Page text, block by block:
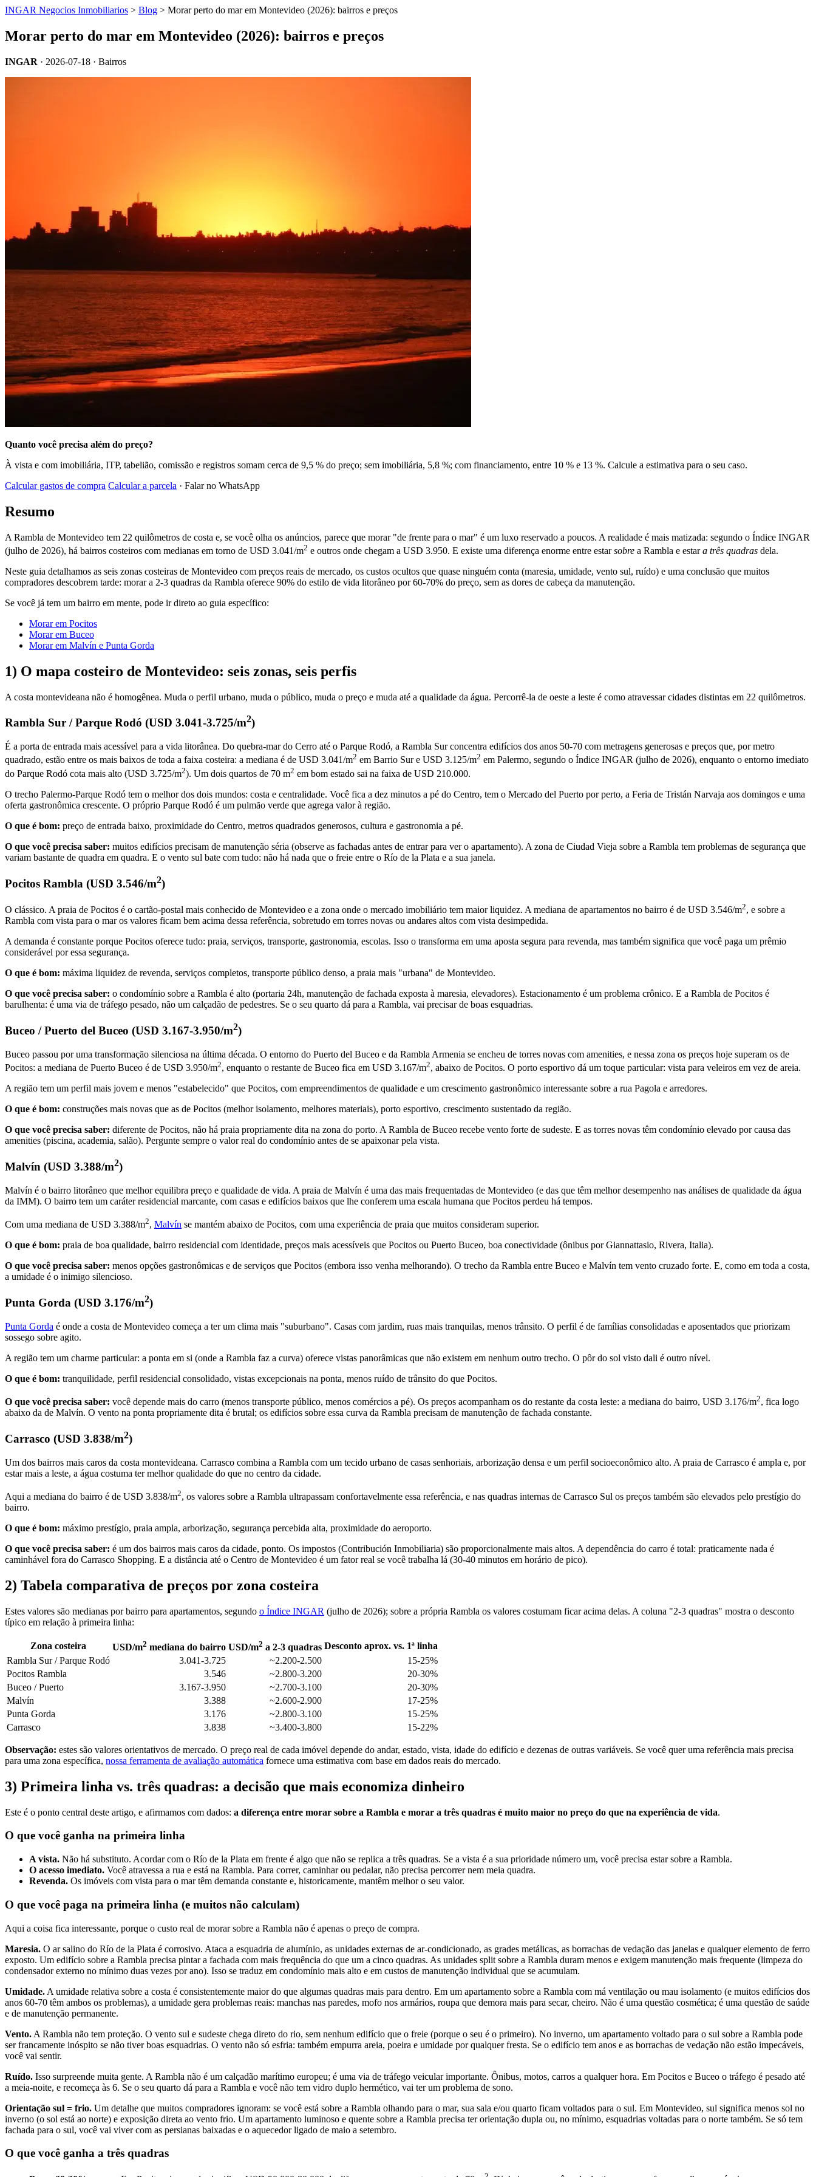
INGAR Negocios Inmobiliarios > Blog > Morar perto do mar em Montevideo (2026): bairros e preços
Morar perto do mar em Montevideo (2026): bairros e preços
INGAR · 2026-07-18 · Bairros
Quanto você precisa além do preço?
À vista e com imobiliária, ITP, tabelião, comissão e registros somam cerca de 9,5 % do preço; sem imobiliária, 5,8 %; com financiamento, entre 10 % e 13 %. Calcule a estimativa para o seu caso.
Calcular gastos de compra Calcular a parcela · Falar no WhatsApp
Resumo
A Rambla de Montevideo tem 22 quilômetros de costa e, se você olha os anúncios, parece que morar "de frente para o mar" é um luxo reservado a poucos. A realidade é mais matizada: segundo o Índice INGAR
(julho de 2026), há bairros costeiros com medianas em torno de USD 3.041/m2 e outros onde chegam a USD 3.950. E existe uma diferença enorme entre estarsobre a Rambla e estara três quadras dela.
Neste guia detalhamos as seis zonas costeiras de Montevideo com preços reais de mercado, os custos ocultos que quase ninguém conta (maresia, umidade, vento sul, ruído) e uma conclusão que muitos
compradores descobrem tarde: morar a 2-3 quadras da Rambla oferece 90% do estilo de vida litorâneo por 60-70% do preço, sem as dores de cabeça da manutenção.
Se você já tem um bairro em mente, pode ir direto ao guia específico:
Morar em Pocitos
Morar em Buceo
Morar em Malvín e Punta Gorda
1) O mapa costeiro de Montevideo: seis zonas, seis perfis
A costa montevideana não é homogênea. Muda o perfil urbano, muda o público, muda o preço e muda até a qualidade da água. Percorrê-la de oeste a leste é como atravessar cidades distintas em 22 quilômetros.
Rambla Sur / Parque Rodó (USD 3.041-3.725/m2)
É a porta de entrada mais acessível para a vida litorânea. Do quebra-mar do Cerro até o Parque Rodó, a Rambla Sur concentra edifícios dos anos 50-70 com metragens generosas e preços que, por metro
quadrado, estão entre os mais baixos de toda a faixa costeira: a mediana é de USD 3.041/m2 em Barrio Sur e USD 3.125/m2 em Palermo, segundo o Índice INGAR (julho de 2026), enquanto o entorno imediato
do Parque Rodó cota mais alto (USD 3.725/m2). Um dois quartos de 70 m2 em bom estado sai na faixa de USD 210.000.
O trecho Palermo-Parque Rodó tem o melhor dos dois mundos: costa e centralidade. Você fica a dez minutos a pé do Centro, tem o Mercado del Puerto por perto, a Feria de Tristán Narvaja aos domingos e uma
oferta gastronômica crescente. O próprio Parque Rodó é um pulmão verde que agrega valor à região.
O que é bom: preço de entrada baixo, proximidade do Centro, metros quadrados generosos, cultura e gastronomia a pé.
O que você precisa saber: muitos edifícios precisam de manutenção séria (observe as fachadas antes de entrar para ver o apartamento). A zona de Ciudad Vieja sobre a Rambla tem problemas de segurança que
variam bastante de quadra em quadra. E o vento sul bate com tudo: não há nada que o freie entre o Río de la Plata e a sua janela.
Pocitos Rambla (USD 3.546/m2)
O clássico. A praia de Pocitos é o cartão-postal mais conhecido de Montevideo e a zona onde o mercado imobiliário tem maior liquidez. A mediana de apartamentos no bairro é de USD 3.546/m2, e sobre a
Rambla com vista para o mar os valores ficam bem acima dessa referência, sobretudo em torres novas ou andares altos com vista desimpedida.
A demanda é constante porque Pocitos oferece tudo: praia, serviços, transporte, gastronomia, escolas. Isso o transforma em uma aposta segura para revenda, mas também significa que você paga um prêmio
considerável por essa segurança.
O que é bom: máxima liquidez de revenda, serviços completos, transporte público denso, a praia mais "urbana" de Montevideo.
O que você precisa saber: o condomínio sobre a Rambla é alto (portaria 24h, manutenção de fachada exposta à maresia, elevadores). Estacionamento é um problema crônico. E a Rambla de Pocitos é
barulhenta: é uma via de tráfego pesado, não um calçadão de pedestres. Se o seu quarto dá para a Rambla, vai precisar de boas esquadrias.
Buceo / Puerto del Buceo (USD 3.167-3.950/m2)
Buceo passou por uma transformação silenciosa na última década. O entorno do Puerto del Buceo e da Rambla Armenia se encheu de torres novas com amenities, e nessa zona os preços hoje superam os de
Pocitos: a mediana de Puerto Buceo é de USD 3.950/m2, enquanto o restante de Buceo fica em USD 3.167/m2, abaixo de Pocitos. O porto esportivo dá um toque particular: vista para veleiros em vez de areia.
A região tem um perfil mais jovem e menos "estabelecido" que Pocitos, com empreendimentos de qualidade e um crescimento gastronômico interessante sobre a rua Pagola e arredores.
O que é bom: construções mais novas que as de Pocitos (melhor isolamento, melhores materiais), porto esportivo, crescimento sustentado da região.
O que você precisa saber: diferente de Pocitos, não há praia propriamente dita na zona do porto. A Rambla de Buceo recebe vento forte de sudeste. E as torres novas têm condomínio elevado por causa das
amenities (piscina, academia, salão). Pergunte sempre o valor real do condomínio antes de se apaixonar pela vista.
Malvín (USD 3.388/m2)
Malvín é o bairro litorâneo que melhor equilibra preço e qualidade de vida. A praia de Malvín é uma das mais frequentadas de Montevideo (e das que têm melhor desempenho nas análises de qualidade da água
da IMM). O bairro tem um caráter residencial marcante, com casas e edifícios baixos que lhe conferem uma escala humana que Pocitos perdeu há tempos.
Com uma mediana de USD 3.388/m2, Malvín se mantém abaixo de Pocitos, com uma experiência de praia que muitos consideram superior.
O que é bom: praia de boa qualidade, bairro residencial com identidade, preços mais acessíveis que Pocitos ou Puerto Buceo, boa conectividade (ônibus por Giannattasio, Rivera, Italia).
O que você precisa saber: menos opções gastronômicas e de serviços que Pocitos (embora isso venha melhorando). O trecho da Rambla entre Buceo e Malvín tem vento cruzado forte. E, como em toda a costa,
a umidade é o inimigo silencioso.
Punta Gorda (USD 3.176/m2)
Punta Gorda é onde a costa de Montevideo começa a ter um clima mais "suburbano". Casas com jardim, ruas mais tranquilas, menos trânsito. O perfil é de famílias consolidadas e aposentados que priorizam
sossego sobre agito.
A região tem um charme particular: a ponta em si (onde a Rambla faz a curva) oferece vistas panorâmicas que não existem em nenhum outro trecho. O pôr do sol visto dali é outro nível.
O que é bom: tranquilidade, perfil residencial consolidado, vistas excepcionais na ponta, menos ruído de trânsito do que Pocitos.
O que você precisa saber: você depende mais do carro (menos transporte público, menos comércios a pé). Os preços acompanham os do restante da costa leste: a mediana do bairro, USD 3.176/m2, fica logo
abaixo da de Malvín. O vento na ponta propriamente dita é brutal; os edifícios sobre essa curva da Rambla precisam de manutenção de fachada constante.
Carrasco (USD 3.838/m2)
Um dos bairros mais caros da costa montevideana. Carrasco combina a Rambla com um tecido urbano de casas senhoriais, arborização densa e um perfil socioeconômico alto. A praia de Carrasco é ampla e, por
estar mais a leste, a água costuma ter melhor qualidade do que no centro da cidade.
Aqui a mediana do bairro é de USD 3.838/m2, os valores sobre a Rambla ultrapassam confortavelmente essa referência, e nas quadras internas de Carrasco Sul os preços também são elevados pelo prestígio do
bairro.
O que é bom: máximo prestígio, praia ampla, arborização, segurança percebida alta, proximidade do aeroporto.
O que você precisa saber: é um dos bairros mais caros da cidade, ponto. Os impostos (Contribución Inmobiliaria) são proporcionalmente mais altos. A dependência do carro é total: praticamente nada é
caminhável fora do Carrasco Shopping. E a distância até o Centro de Montevideo é um fator real se você trabalha lá (30-40 minutos em horário de pico).
2) Tabela comparativa de preços por zona costeira
Estes valores são medianas por bairro para apartamentos, segundo o Índice INGAR (julho de 2026); sobre a própria Rambla os valores costumam ficar acima delas. A coluna "2-3 quadras" mostra o desconto
típico em relação à primeira linha:
Zona costeira USD/m2 mediana do bairro USD/m2 a 2-3 quadras Desconto aprox. vs. 1ª linha
Rambla Sur / Parque Rodó
3.041-3.725 ~2.200-2.500
15-25%
Pocitos Rambla
3.546 ~2.800-3.200
20-30%
Buceo / Puerto
3.167-3.950 ~2.700-3.100
20-30%
Malvín
3.388 ~2.600-2.900
17-25%
Punta Gorda
3.176 ~2.800-3.100
15-25%
Carrasco
3.838 ~3.400-3.800 15-22%
Observação: estes são valores orientativos de mercado. O preço real de cada imóvel depende do andar, estado, vista, idade do edifício e dezenas de outras variáveis. Se você quer uma referência mais precisa
para uma zona específica, nossa ferramenta de avaliação automática fornece uma estimativa com base em dados reais do mercado.
3) Primeira linha vs. três quadras: a decisão que mais economiza dinheiro
Este é o ponto central deste artigo, e afirmamos com dados: a diferença entre morar sobre a Rambla e morar a três quadras é muito maior no preço do que na experiência de vida.
O que você ganha na primeira linha
A vista. Não há substituto. Acordar com o Río de la Plata em frente é algo que não se replica a três quadras. Se a vista é a sua prioridade número um, você precisa estar sobre a Rambla.
O acesso imediato. Você atravessa a rua e está na Rambla. Para correr, caminhar ou pedalar, não precisa percorrer nem meia quadra.
Revenda. Os imóveis com vista para o mar têm demanda constante e, historicamente, mantêm melhor o seu valor.
O que você paga na primeira linha (e muitos não calculam)
Aqui a coisa fica interessante, porque o custo real de morar sobre a Rambla não é apenas o preço de compra.
Maresia. O ar salino do Río de la Plata é corrosivo. Ataca a esquadria de alumínio, as unidades externas de ar-condicionado, as grades metálicas, as borrachas de vedação das janelas e qualquer elemento de ferro
exposto. Um edifício sobre a Rambla precisa pintar a fachada com mais frequência do que um a cinco quadras. As unidades split sobre a Rambla duram menos e exigem manutenção mais frequente (limpeza do
condensador externo no mínimo duas vezes por ano). Isso se traduz em condomínio mais alto e em custos de manutenção individual que se acumulam.
Umidade. A umidade relativa sobre a costa é consistentemente maior do que algumas quadras mais para dentro. Em um apartamento sobre a Rambla com má ventilação ou mau isolamento (e muitos edifícios dos
anos 60-70 têm ambos os problemas), a umidade gera problemas reais: manchas nas paredes, mofo nos armários, roupa que demora mais para secar, cheiro. Não é uma questão cosmética; é uma questão de saúde
e de manutenção permanente.
Vento. A Rambla não tem proteção. O vento sul e sudeste chega direto do rio, sem nenhum edifício que o freie (porque o seu é o primeiro). No inverno, um apartamento voltado para o sul sobre a Rambla pode
ser francamente inóspito se não tiver boas esquadrias. O vento não só esfria: também empurra areia, poeira e umidade por qualquer fresta. Se o edifício tem anos e as borrachas de vedação não estão impecáveis,
você vai sentir.
Ruído. Isso surpreende muita gente. A Rambla não é um calçadão marítimo europeu; é uma via de tráfego veicular importante. Ônibus, motos, carros a qualquer hora. Em Pocitos e Buceo o tráfego é pesado até
a meia-noite, e recomeça às 6. Se o seu quarto dá para a Rambla e você não tem vidro duplo hermético, vai ter um problema de sono.
Orientação sul = frio. Um detalhe que muitos compradores ignoram: se você está sobre a Rambla olhando para o mar, sua sala e/ou quarto ficam voltados para o sul. Em Montevideo, sul significa menos sol no
inverno (o sol está ao norte) e exposição direta ao vento frio. Um apartamento luminoso e quente sobre a Rambla precisa ter orientação dupla ou, no mínimo, esquadrias voltadas para o norte também. Se só tem
fachada para o sul, você vai viver com as persianas baixadas e o aquecedor ligado de maio a setembro.
O que você ganha a três quadras